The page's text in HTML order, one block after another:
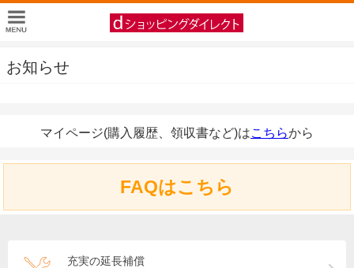
お知らせ
マイページ(購入履歴、領収書など)はこちらから
FAQはこちら
充実の延長補償